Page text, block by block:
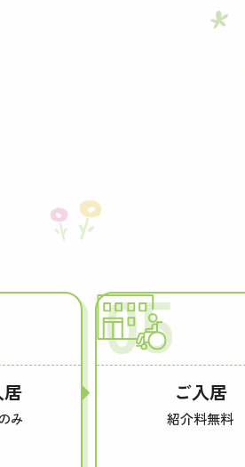
み
05
ご入居
紹介料無料